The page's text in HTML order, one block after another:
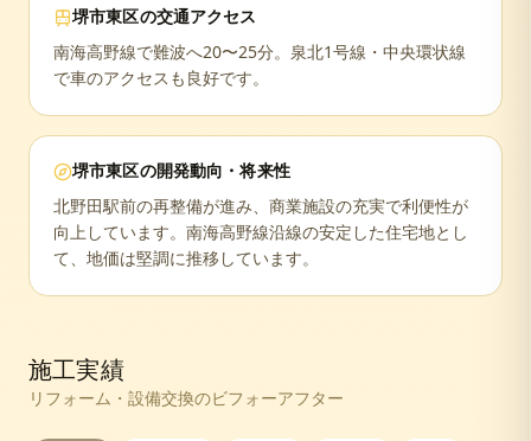
堺市東区の交通アクセス
南海高野線で難波へ20〜25分。泉北1号線・中央環状線
で車のアクセスも良好です。
堺市東区の開発動向・将来性
北野田駅前の再整備が進み、商業施設の充実で利便性が
向上しています。南海高野線沿線の安定した住宅地とし
て、地価は堅調に推移しています。
施工実績
リフォーム・設備交換のビフォーアフター